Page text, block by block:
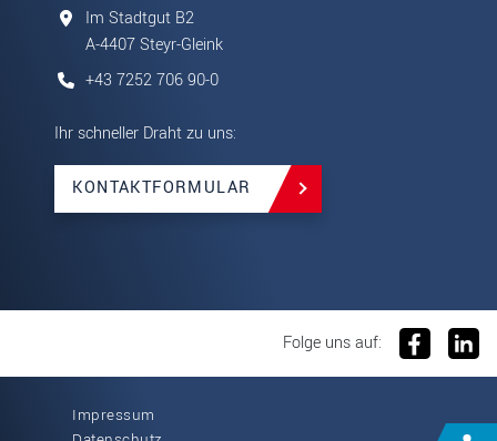
Im Stadtgut B2
A-4407 Steyr-Gleink
+43 7252 706 90-0
Ihr schneller Draht zu uns:
KONTAKTFORMULAR
Folge uns auf:
Impressum